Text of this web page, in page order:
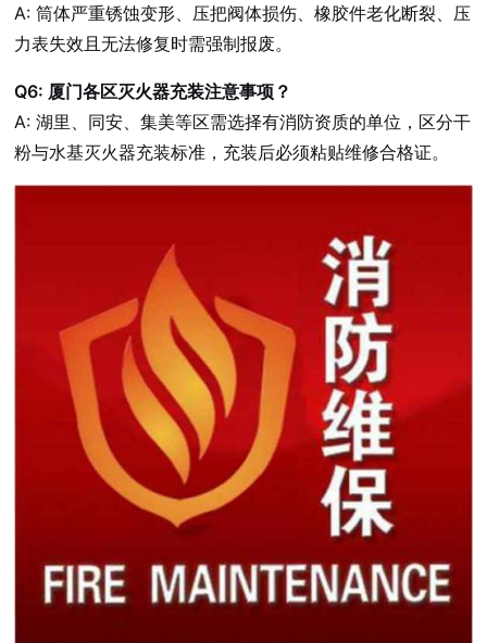
A: 筒体严重锈蚀变形、压把阀体损伤、橡胶件老化断裂、压
力表失效且无法修复时需强制报废。
Q6: 厦门各区灭火器充装注意事项？
A: 湖里、同安、集美等区需选择有消防资质的单位，区分干
粉与水基灭火器充装标准，充装后必须粘贴维修合格证。